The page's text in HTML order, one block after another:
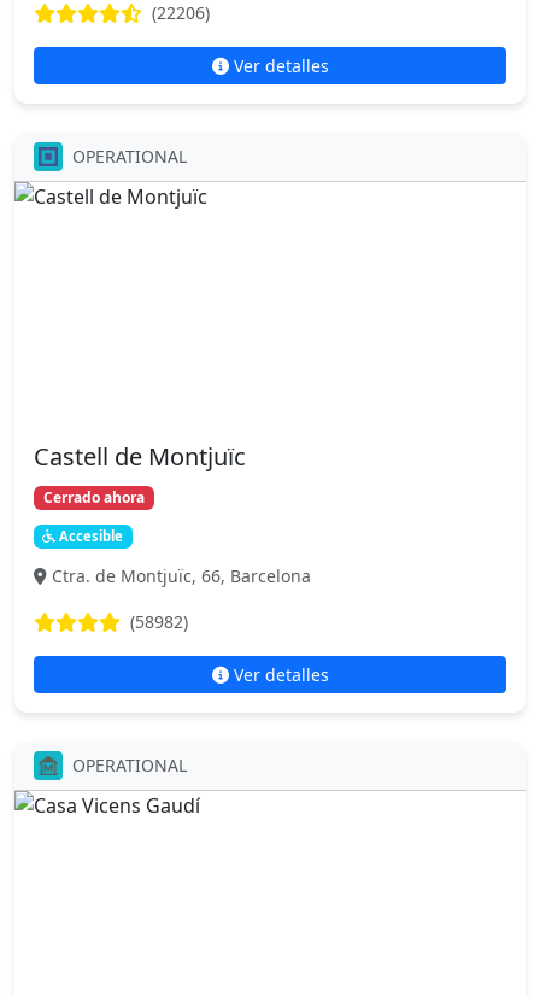
(22206)
Ver detalles
OPERATIONAL
Castell de Montjuïc
Cerrado ahora
Accesible
Ctra. de Montjuïc, 66, Barcelona
(58982)
Ver detalles
OPERATIONAL